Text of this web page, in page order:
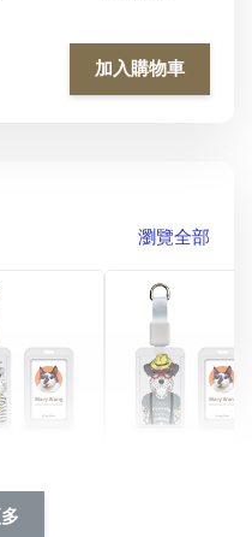
加入購物車
瀏覽全部
伸縮卡扣)